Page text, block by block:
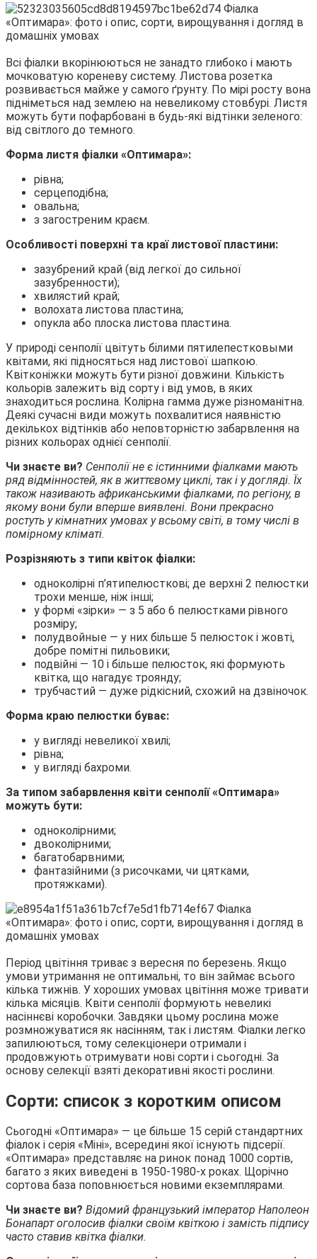
Всі фіалки вкорінюються не занадто глибоко і мають
мочковатую кореневу систему. Листова розетка
розвивається майже у самого ґрунту. По мірі росту вона
підніметься над землею на невеликому стовбурі. Листя
можуть бути пофарбовані в будь-які відтінки зеленого:
від світлого до темного.
Форма листя фіалки «Оптимара»:
рівна;
серцеподібна;
овальна;
з загостреним краєм.
Особливості поверхні та краї листової пластини:
зазубрений край (від легкої до сильної
зазубренности);
хвилястий край;
волохата листова пластина;
опукла або плоска листова пластина.
У природі сенполії цвітуть білими пятилепестковыми
квітами, які підносяться над листової шапкою.
Квітконіжки можуть бути різної довжини. Кількість
кольорів залежить від сорту і від умов, в яких
знаходиться рослина. Колірна гамма дуже різноманітна.
Деякі сучасні види можуть похвалитися наявністю
декількох відтінків або неповторністю забарвлення на
різних кольорах однієї сенполії.
Чи знаєте ви? Сенполії не є істинними фіалками мають
ряд відмінностей, як в життєвому циклі, так і у догляді. Їх
також називають африканськими фіалками, по регіону, в
якому вони були вперше виявлені. Вони прекрасно
ростуть у кімнатних умовах у всьому світі, в тому числі в
помірному кліматі.
Розрізняють з типи квіток фіалки:
одноколірні п’ятипелюсткові; де верхні 2 пелюстки
трохи менше, ніж інші;
у формі «зірки» — з 5 або 6 пелюстками рівного
розміру;
полудвойные — у них більше 5 пелюсток і жовті,
добре помітні пильовики;
подвійні — 10 і більше пелюсток, які формують
квітка, що нагадує троянду;
трубчастий — дуже рідкісний, схожий на дзвіночок.
Форма краю пелюстки буває:
у вигляді невеликої хвилі;
рівна;
у вигляді бахроми.
За типом забарвлення квіти сенполії «Оптимара»
можуть бути:
одноколірними;
двоколірними;
багатобарвними;
фантазійними (з рисочками, чи цятками,
протяжками).
Період цвітіння триває з вересня по березень. Якщо
умови утримання не оптимальні, то він займає всього
кілька тижнів. У хороших умовах цвітіння може тривати
кілька місяців. Квіти сенполії формують невеликі
насіннєві коробочки. Завдяки цьому рослина може
розмножуватися як насінням, так і листям. Фіалки легко
запилюються, тому селекціонери отримали і
продовжують отримувати нові сорти і сьогодні. За
основу селекції взяті декоративні якості рослини.
Сорти: список з коротким описом
Сьогодні «Оптимара» — це більше 15 серій стандартних
фіалок і серія «Міні», всередині якої існують підсерії.
«Оптимара» представляє на ринок понад 1000 сортів,
багато з яких виведені в 1950-1980-х роках. Щорічно
сортова база поповнюється новими екземплярами.
Чи знаєте ви? Відомий французький імператор Наполеон
Бонапарт оголосив фіалки своїм квіткою і замість підпису
часто ставив квітка фіалки.